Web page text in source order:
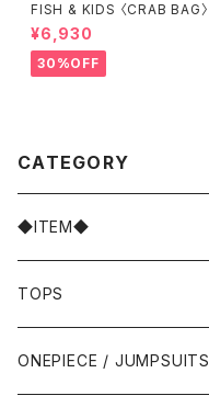
FISH & KIDS 〈CRAB BAG〉
¥6,930
30%OFF
CATEGORY
◆ITEM◆
TOPS
ONEPIECE / JUMPSUITS